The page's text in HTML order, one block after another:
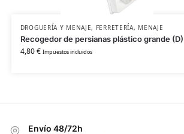
DROGUERÍA Y MENAJE, FERRETERÍA, MENAJE
Recogedor de persianas plástico grande (D)
4,80€ Impuestos incluidos
Envío 48/72h